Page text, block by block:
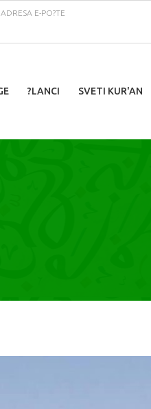
ADRESA E-PO?TE
?LANCI SVETI KUR'AN